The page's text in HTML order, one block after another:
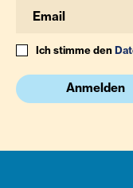
Ich stimme den
Anmelden